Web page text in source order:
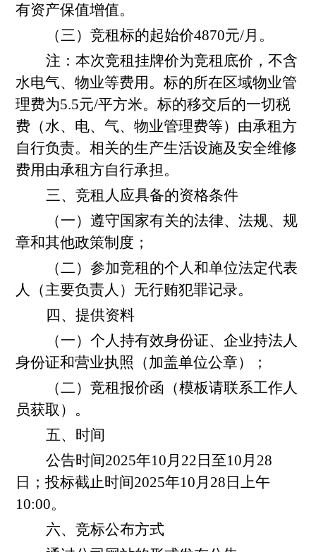
有资产保值增值。
（三）竞租标的起始价4870元/月。
注：本次竞租挂牌价为竞租底价，不含
水电气、物业等费用。标的所在区域物业管
理费为5.5元/平方米。标的移交后的一切税
费（水、电、气、物业管理费等）由承租方
自行负责。相关的生产生活设施及安全维修
费用由承租方自行承担。
三、竞租人应具备的资格条件
（一）遵守国家有关的法律、法规、规
章和其他政策制度；
（二）参加竞租的个人和单位法定代表
人（主要负责人）无行贿犯罪记录。
四、提供资料
（一）个人持有效身份证、企业持法人
身份证和营业执照（加盖单位公章）；
（二）竞租报价函（模板请联系工作人
员获取）。
五、时间
公告时间2025年10月22日至10月28
日；投标截止时间2025年10月28日上午
10:00。
六、竞标公布方式